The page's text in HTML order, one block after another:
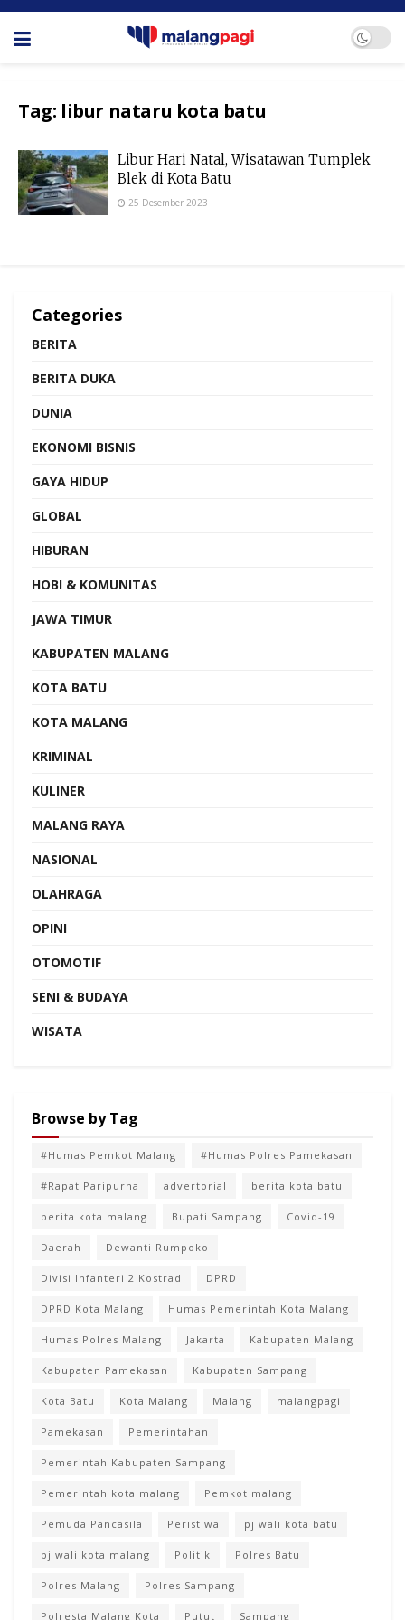
Tag: libur nataru kota batu
Libur Hari Natal, Wisatawan Tumplek
Blek di Kota Batu
25 Desember 2023
Categories
BERITA
BERITA DUKA
DUNIA
EKONOMI BISNIS
GAYA HIDUP
GLOBAL
HIBURAN
HOBI & KOMUNITAS
JAWA TIMUR
KABUPATEN MALANG
KOTA BATU
KOTA MALANG
KRIMINAL
KULINER
MALANG RAYA
NASIONAL
OLAHRAGA
OPINI
OTOMOTIF
SENI & BUDAYA
WISATA
Browse by Tag
#Humas Pemkot Malang #Humas Polres Pamekasan
#Rapat Paripurna advertorial berita kota batu
berita kota malang Bupati Sampang Covid-19
Daerah Dewanti Rumpoko
Divisi Infanteri 2 Kostrad DPRD
DPRD Kota Malang Humas Pemerintah Kota Malang
Humas Polres Malang Jakarta Kabupaten Malang
Kabupaten Pamekasan Kabupaten Sampang
Kota Batu Kota Malang Malang malangpagi
Pamekasan Pemerintahan
Pemerintah Kabupaten Sampang
Pemerintah kota malang Pemkot malang
Pemuda Pancasila Peristiwa pj wali kota batu
pj wali kota malang Politik Polres Batu
Polres Malang Polres Sampang
Polresta Malang Kota Putut Sampang